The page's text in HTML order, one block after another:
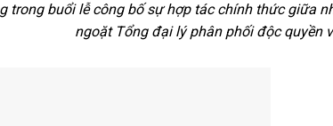
trong buổi lễ công bố sự hợp tác chính thức giữa
ngoặt Tổng đại lý phân phối độc quyền